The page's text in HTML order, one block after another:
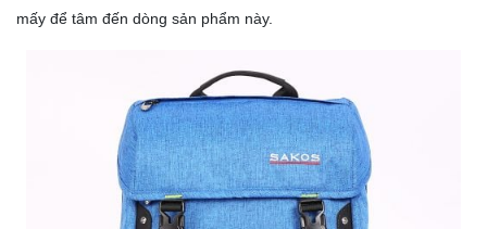
mấy để tâm đến dòng sản phẩm này.